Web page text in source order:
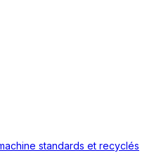
standards et recyclés